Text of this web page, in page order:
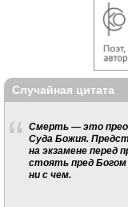
Случайная цитата
Смерть — это
Суда Божия.
на экзамене перед
стоять пред Богом
ни с чем.